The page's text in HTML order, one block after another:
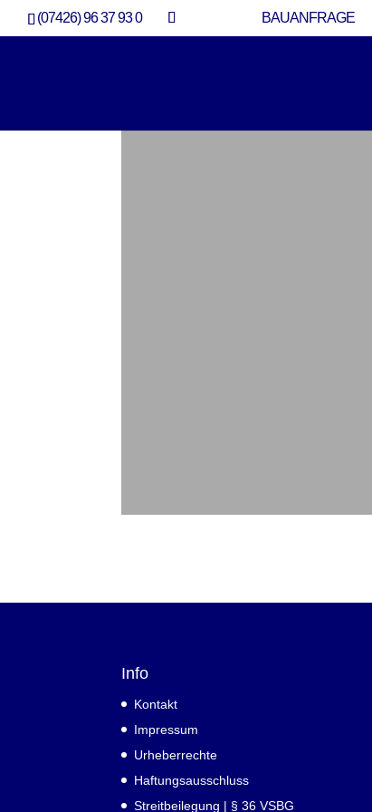
(07426) 96 37 93 0 BAUANFRAGE
Info
Kontakt
Impressum
Urheberrechte
Haftungsausschluss
Streitbeilegung | § 36 VSBG